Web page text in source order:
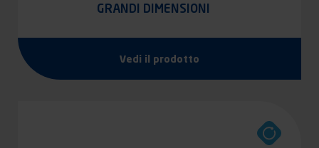
GRANDI DIMENSIONI
Vedi il prodotto